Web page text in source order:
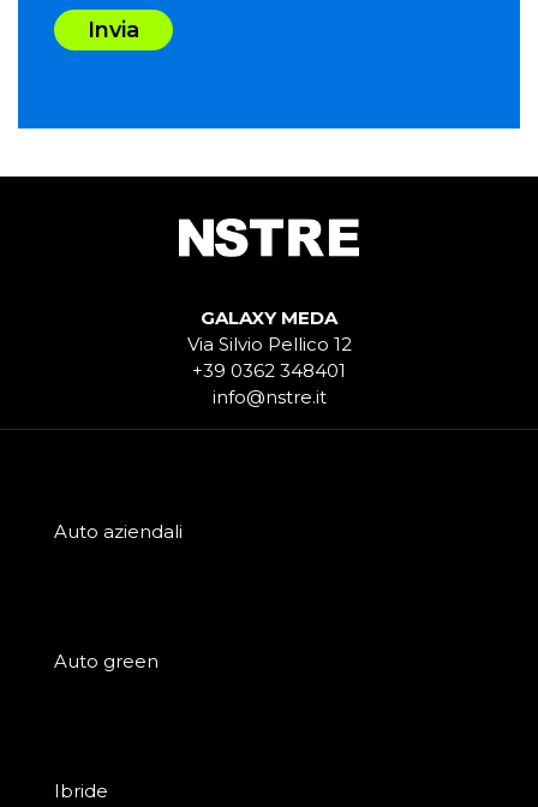
Invia
GALAXY MEDA
Via Silvio Pellico 12
+39 0362 348401
info@nstre.it
Auto aziendali
Auto green
Ibride